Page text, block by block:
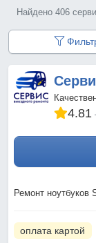
Найдено 406
4.81
Ремонт ноутбуков
оплата картой